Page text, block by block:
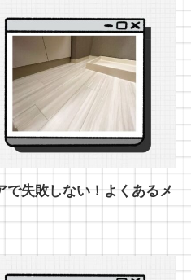
で失敗しない！よくあるメ